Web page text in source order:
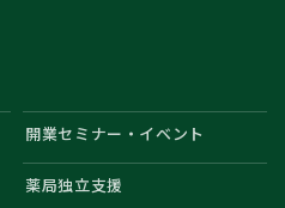
開業セミナー・イベント
薬局独立支援